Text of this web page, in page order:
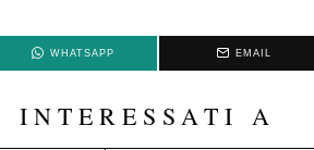
WHATSAPP EMAIL
INTERESSATI A